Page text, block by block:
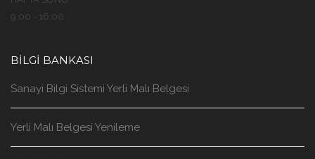
9:00 - 16:00
BILGI BANKASI
Sanayi Bilgi Sistemi Yerli Malı Belgesi
Yerli Malı Belgesi Yenileme